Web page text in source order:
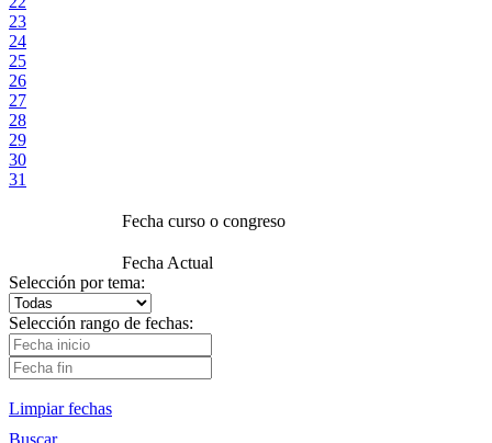
23
24
25
26
27
28
29
30
31
Fecha curso o congreso
Fecha Actual
Selección por tema:
Selección rango de fechas:
Limpiar fechas